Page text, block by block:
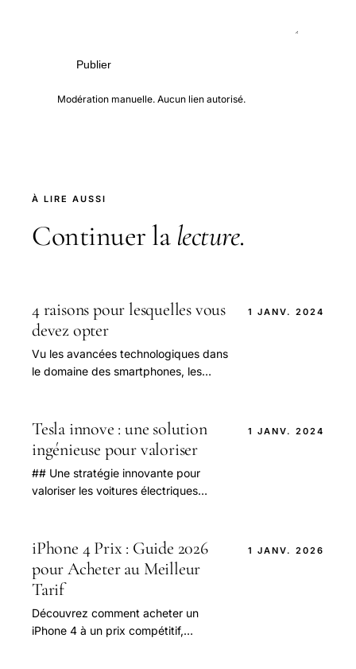
Publier
Modération manuelle. Aucun lien autorisé.
À LIRE AUSSI
Continuer la lecture.
4 raisons pour lesquelles vous
devez opter
Vu les avancées technologiques dans
le domaine des smartphones, les
1 JANV. 2024
Tesla innove : une solution
ingénieuse pour valoriser
## Une stratégie innovante pour
valoriser les voitures électriques
pleine.
1 JANV. 2024
iPhone 4 Prix : Guide 2026
pour Acheter au Meilleur
Tarif
Découvrez comment acheter un
iPhone 4 à un prix compétitif,
1 JANV. 2026